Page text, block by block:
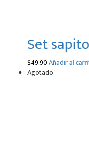
Set
$49.90Añadir al
Agotado